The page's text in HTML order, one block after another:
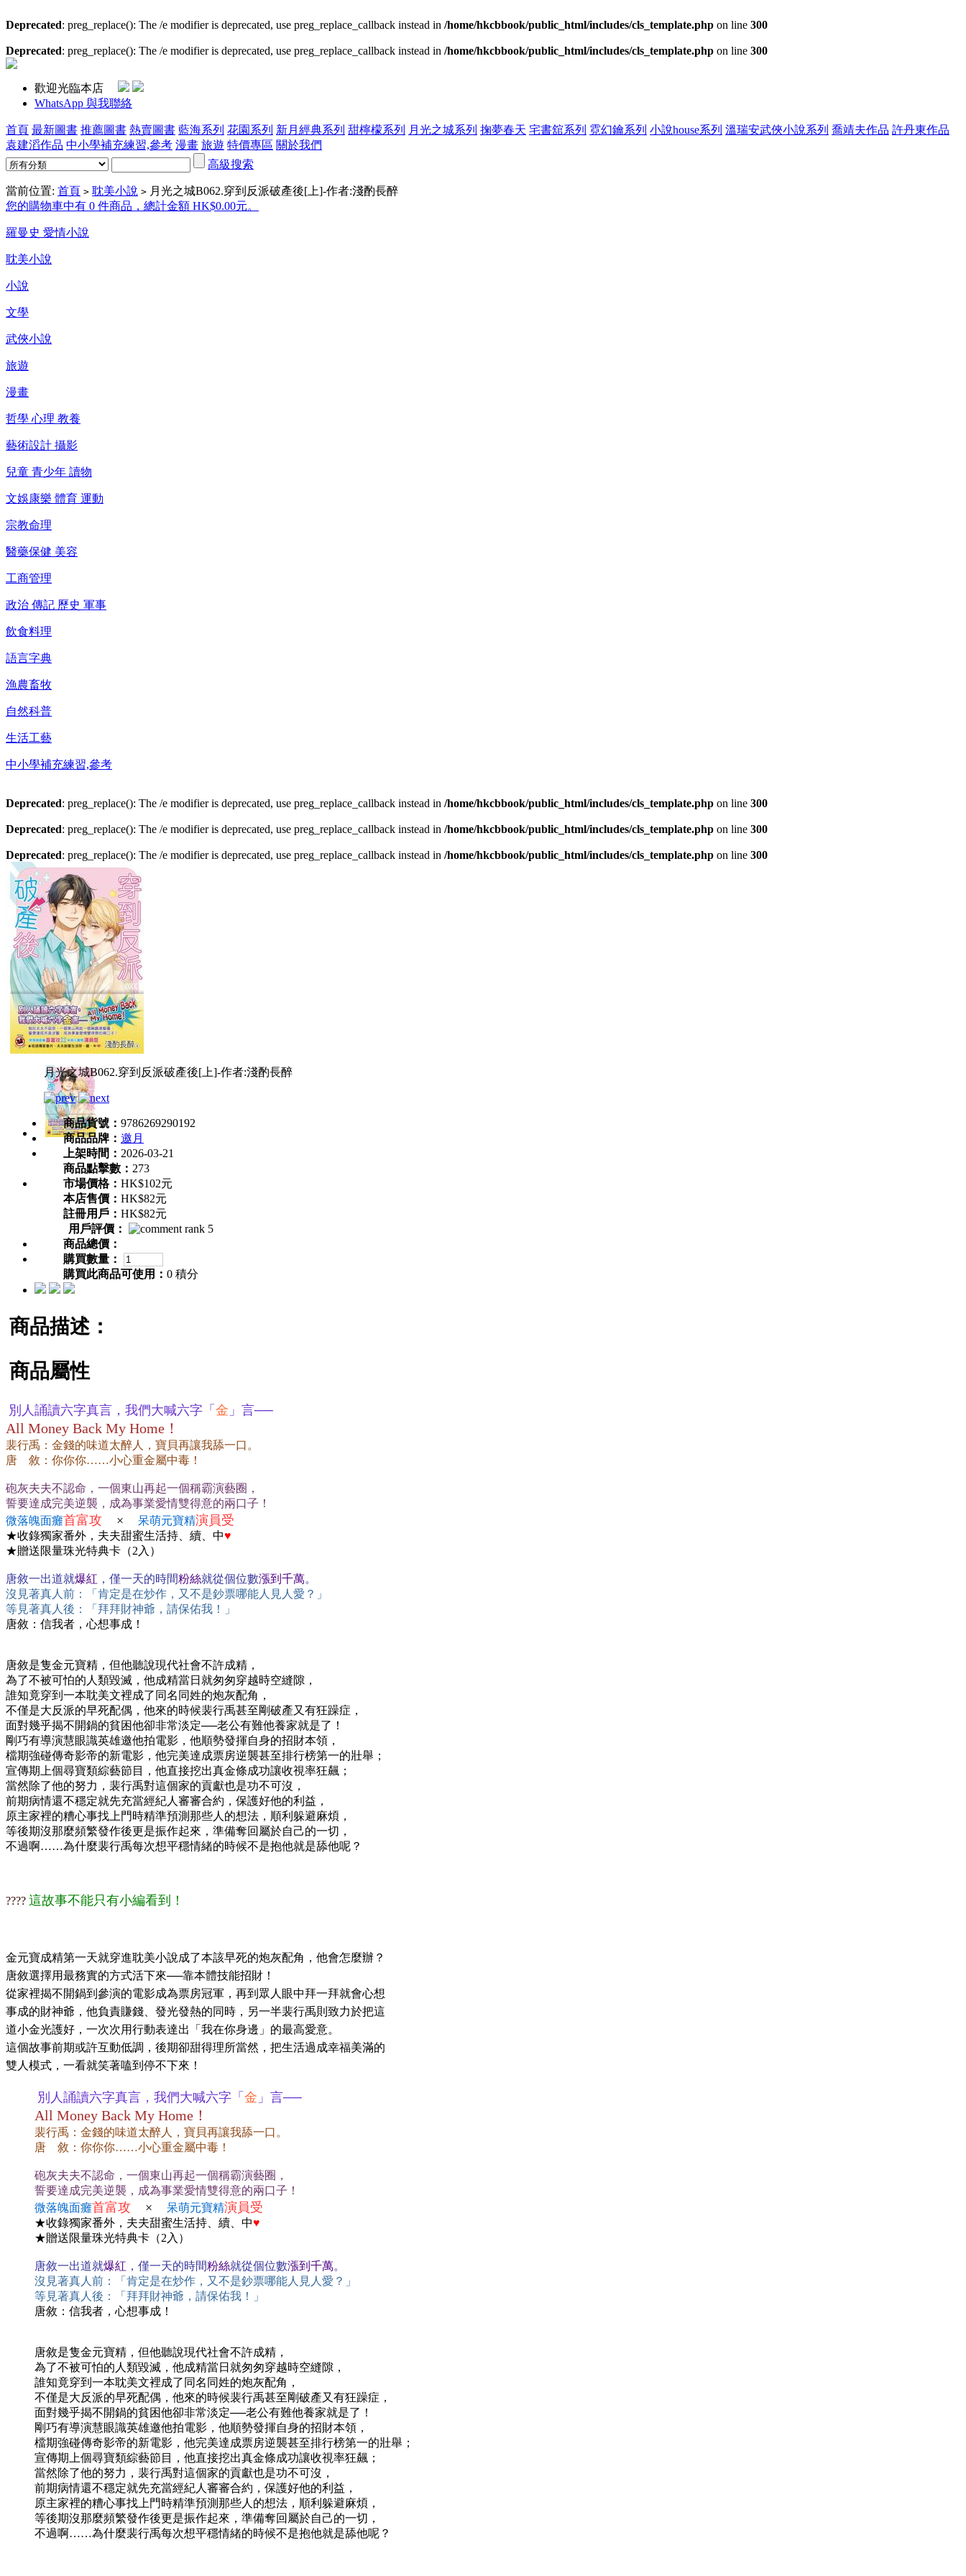
Deprecated: preg_replace(): The /e modifier is deprecated, use preg_replace_callback instead in /home/hkcbbook/public_html/includes/cls_template.php on line 300
Deprecated: preg_replace(): The /e modifier is deprecated, use preg_replace_callback instead in /home/hkcbbook/public_html/includes/cls_template.php on line 300
歡迎光臨本店
WhatsApp 與我聯絡
首頁 最新圖書 推薦圖書 熱賣圖書 藍海系列 花園系列 新月經典系列 甜檸檬系列 月光之城系列 掬夢春天 宅書舘系列 霓幻鑰系列 小說house系列 溫瑞安武俠小說系列 喬靖夫作品 許丹東作品
袁建滔作品 中小學補充練習,參考 漫畫 旅遊 特價專區 關於我們
高級搜索
當前位置: 首頁 > 耽美小說 > 月光之城B062.穿到反派破產後[上]-作者:淺酌長醉
您的購物車中有 0 件商品，總計金額 HK$0.00元。
羅曼史 愛情小說
耽美小說
小說
文學
武俠小說
旅遊
漫畫
哲學 心理 教養
藝術設計 攝影
兒童 青少年 讀物
文娛康樂 體育 運動
宗教命理
醫藥保健 美容
工商管理
政治 傳記 歷史 軍事
飲食料理
語言字典
漁農畜牧
自然科普
生活工藝
中小學補充練習,參考
Deprecated: preg_replace(): The /e modifier is deprecated, use preg_replace_callback instead in /home/hkcbbook/public_html/includes/cls_template.php on line 300
Deprecated: preg_replace(): The /e modifier is deprecated, use preg_replace_callback instead in /home/hkcbbook/public_html/includes/cls_template.php on line 300
Deprecated: preg_replace(): The /e modifier is deprecated, use preg_replace_callback instead in /home/hkcbbook/public_html/includes/cls_template.php on line 300
月光之城B062.穿到反派破產後[上]-作者:淺酌長醉
商品貨號： 9786269290192
商品品牌： 邀月
上架時間： 2026-03-21
商品點擊數： 273
市場價格： HK$102元
本店售價： HK$82元
註冊用戶： HK$82元
用戶評價：
商品總價：
購買數量：
購買此商品可使用： 0 積分
商品描述：
商品屬性
別人誦讀六字真言，我們大喊六字「 金 」言──
All Money Back My Home！
裴行禹：金錢的味道太醉人，寶貝再讓我舔一口。
唐 敘：你你你……小心重金屬中毒！
砲灰夫夫不認命，一個東山再起一個稱霸演藝圈，
誓要達成完美逆襲，成為事業愛情雙得意的兩口子！
微落魄面癱首富攻 × 呆萌元寶精演員受
★收錄獨家番外，夫夫甜蜜生活持、續、中♥
★贈送限量珠光特典卡（2入）
唐敘一出道就爆紅 ，僅一天的時間粉絲就從個位數漲到千萬。
沒見著真人前：「肯定是在炒作，又不是鈔票哪能人見人愛？」
等見著真人後：「拜拜財神爺，請保佑我！」
唐敘：信我者，心想事成！
唐敘是隻金元寶精，但他聽說現代社會不許成精，
為了不被可怕的人類毀滅，他成精當日就匆匆穿越時空縫隙，
誰知竟穿到一本耽美文裡成了同名同姓的炮灰配角，
不僅是大反派的早死配偶，他來的時候裴行禹甚至剛破產又有狂躁症，
面對幾乎揭不開鍋的貧困他卻非常淡定──老公有難他養家就是了！
剛巧有導演慧眼識英雄邀他拍電影，他順勢發揮自身的招財本領，
檔期強碰傳奇影帝的新電影，他完美達成票房逆襲甚至排行榜第一的壯舉；
宣傳期上個尋寶類綜藝節目，他直接挖出真金條成功讓收視率狂飆；
當然除了他的努力，裴行禹對這個家的貢獻也是功不可沒，
前期病情還不穩定就先充當經紀人審審合約，保護好他的利益，
原主家裡的糟心事找上門時精準預測那些人的想法，順利躲避麻煩，
等後期沒那麼頻繁發作後更是振作起來，準備奪回屬於自己的一切，
不過啊……為什麼裴行禹每次想平穩情緒的時候不是抱他就是舔他呢？
????​​​ 這故事不能只有小編看到！
金元寶成精第一天就穿進耽美小說成了本該早死的炮灰配角，他會怎麼辦？
唐敘選擇用最務實的方式活下來──靠本體技能招財！
從家裡揭不開鍋到參演的電影成為票房冠軍，再到眾人眼中拜一拜就會心想
事成的財神爺，他負責賺錢、發光發熱的同時，另一半裴行禹則致力於把這
道小金光護好，一次次用行動表達出「我在你身邊」的最高愛意。
這個故事前期或許互動低調，後期卻甜得理所當然，把生活過成幸福美滿的
雙人模式，一看就笑著嗑到停不下來！
別人誦讀六字真言，我們大喊六字「 金 」言──
All Money Back My Home！
裴行禹：金錢的味道太醉人，寶貝再讓我舔一口。
唐 敘：你你你……小心重金屬中毒！
砲灰夫夫不認命，一個東山再起一個稱霸演藝圈，
誓要達成完美逆襲，成為事業愛情雙得意的兩口子！
微落魄面癱首富攻 × 呆萌元寶精演員受
★收錄獨家番外，夫夫甜蜜生活持、續、中♥
★贈送限量珠光特典卡（2入）
唐敘一出道就爆紅 ，僅一天的時間粉絲就從個位數漲到千萬。
沒見著真人前：「肯定是在炒作，又不是鈔票哪能人見人愛？」
等見著真人後：「拜拜財神爺，請保佑我！」
唐敘：信我者，心想事成！
唐敘是隻金元寶精，但他聽說現代社會不許成精，
為了不被可怕的人類毀滅，他成精當日就匆匆穿越時空縫隙，
誰知竟穿到一本耽美文裡成了同名同姓的炮灰配角，
不僅是大反派的早死配偶，他來的時候裴行禹甚至剛破產又有狂躁症，
面對幾乎揭不開鍋的貧困他卻非常淡定──老公有難他養家就是了！
剛巧有導演慧眼識英雄邀他拍電影，他順勢發揮自身的招財本領，
檔期強碰傳奇影帝的新電影，他完美達成票房逆襲甚至排行榜第一的壯舉；
宣傳期上個尋寶類綜藝節目，他直接挖出真金條成功讓收視率狂飆；
當然除了他的努力，裴行禹對這個家的貢獻也是功不可沒，
前期病情還不穩定就先充當經紀人審審合約，保護好他的利益，
原主家裡的糟心事找上門時精準預測那些人的想法，順利躲避麻煩，
等後期沒那麼頻繁發作後更是振作起來，準備奪回屬於自己的一切，
不過啊……為什麼裴行禹每次想平穩情緒的時候不是抱他就是舔他呢？